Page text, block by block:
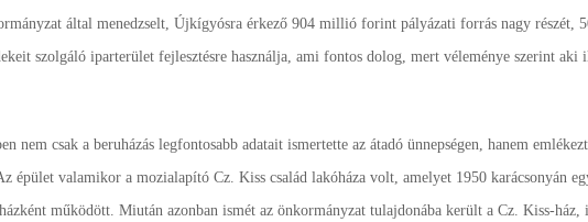
által menedzselt, Újkígyósra érkező 904 millió forint pályázati forrás nagy részét,
szolgáló iparterület fejlesztésre használja, ami fontos dolog, mert véleménye szerint aki
nem csak a beruházás legfontosabb adatait ismertette az átadó ünnepségen, hanem
épület valamikor a mozialapító Cz. Kiss család lakóháza volt, amelyet 1950 karácsonyán
működött. Miután azonban ismét az önkormányzat tulajdonába került a Cz. Kiss-ház,